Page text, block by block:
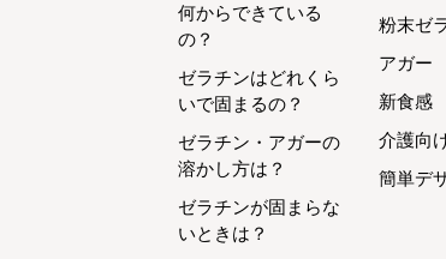
何からできている
の？
ゼラチンはどれくら
いで固まるの？
ゼラチン・アガーの
溶かし方は？
ゼラチンが固まらな
いときは？
粉末ゼ
アガー
新食感
介護向
簡単デ